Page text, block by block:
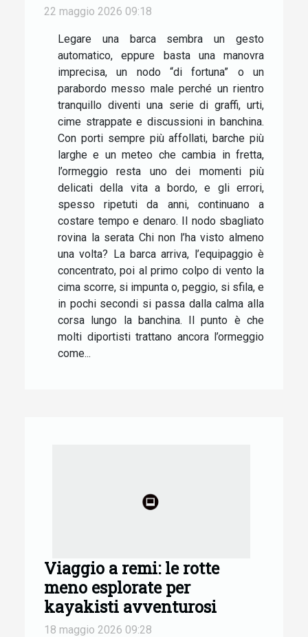
22 maggio 2026 09:18
Legare una barca sembra un gesto
automatico, eppure basta una manovra
imprecisa, un nodo “di fortuna” o un
parabordo messo male perché un rientro
tranquillo diventi una serie di graffi, urti,
cime strappate e discussioni in banchina.
Con porti sempre più affollati, barche più
larghe e un meteo che cambia in fretta,
l’ormeggio resta uno dei momenti più
delicati della vita a bordo, e gli errori,
spesso ripetuti da anni, continuano a
costare tempo e denaro. Il nodo sbagliato
rovina la serata Chi non l’ha visto almeno
una volta? La barca arriva, l’equipaggio è
concentrato, poi al primo colpo di vento la
cima scorre, si impunta o, peggio, si sfila, e
in pochi secondi si passa dalla calma alla
corsa lungo la banchina. Il punto è che
molti diportisti trattano ancora l’ormeggio
come...
Viaggio a remi: le rotte
meno esplorate per
kayakisti avventurosi
18 maggio 2026 09:28